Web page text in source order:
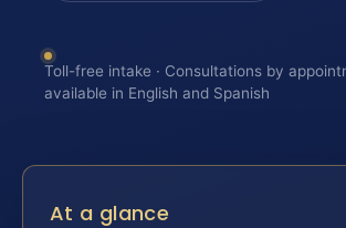
Toll-free intake · Consultations by
available in English and Spanish
At a glance